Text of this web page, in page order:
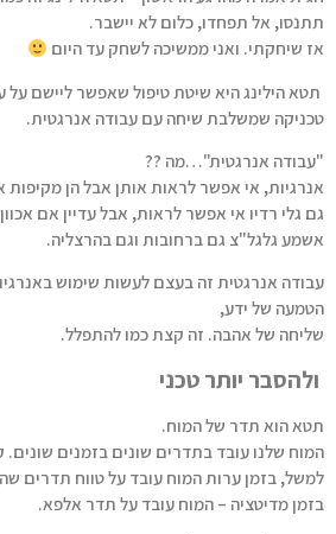
תתנסו, אל תפחדו, כלום לא יישבר.
אז שיחקתי. ואני ממשיכה לשחק עד היום
תטא הילינג היא שיטת טיפול שאפשר ליישם על
טכניקה שמשלבת שיחה עם עבודה אנרגטית.
"עבודה אנרגטית"…מה ??
אנרגיות, אי אפשר לראות אותן אבל הן מקיפות
גם גלי רדיו אי אפשר לראות, אבל עדיין אם אכוון
אשמע גלגל"צ גם ברחובות וגם בהרצליה.
עבודה אנרגטית זה בעצם לעשות שימוש
הטמעה של ידע,
שליחה של אהבה. זה קצת כמו להתפלל.
ולהסבר יותר טכני
תטא הוא תדר של המוח.
המוח שלנו עובד בתדרים שונים בזמנים שונים.
למשל, בזמן ערות המוח עובד על טווח תדרים
בזמן מדיטציה – המוח עובד על תדר אלפא.